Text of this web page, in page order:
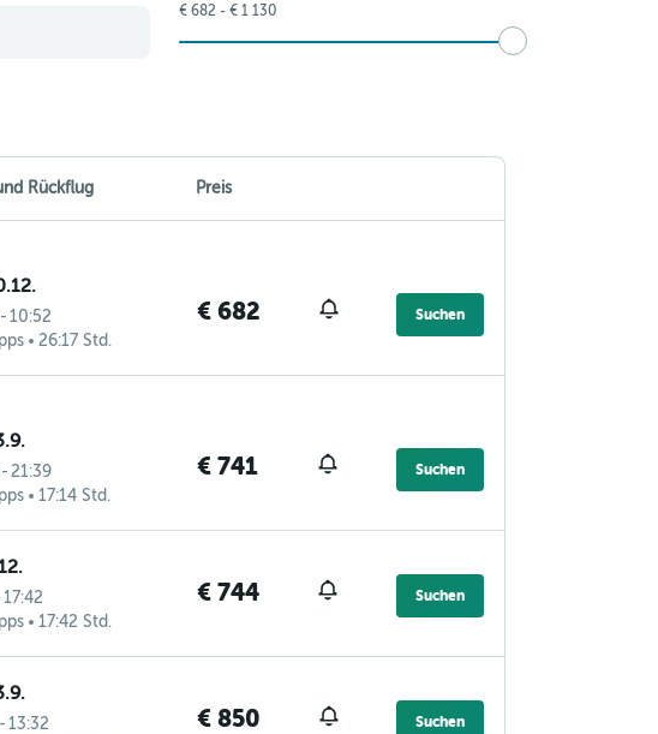
€ 682 - € 1 130
Rückflug Preis
- 10:52
26:17 Std.
€ 682 Suchen
- 21:39
17:14 Std.
€ 741 Suchen
17:42
17:42 Std.
€ 744 Suchen
- 13:32
€ 850 Suchen